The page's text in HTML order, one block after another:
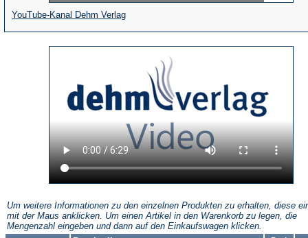
YouTube-Kanal Dehm Verlag(Öffnet
in
einem
Um weitere Informationen zu den einzelnen Produkten zu erhalten, diese
mit der Maus anklicken. Um einen Artikel in den Warenkorb zu legen, die
Mengenzahl eingeben und dann auf den Einkaufswagen klicken.